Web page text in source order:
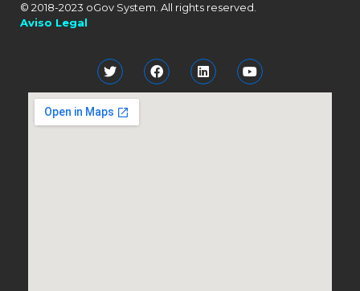
© 2018-2023 oGov System. All rights reserved.
Aviso Legal